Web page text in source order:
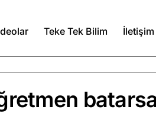
Teke Tek Bilim İletişim
7, 2026
var?